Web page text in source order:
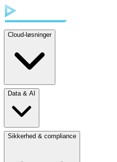
Cloud-løsninger
Data & AI
Sikkerhed & compliance